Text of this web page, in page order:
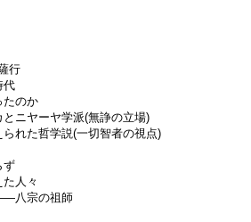
行
代
のか
ニヤーヤ学派(無諍の立場)
れた哲学説(一切智者の視点)
ず
人々
八宗の祖師